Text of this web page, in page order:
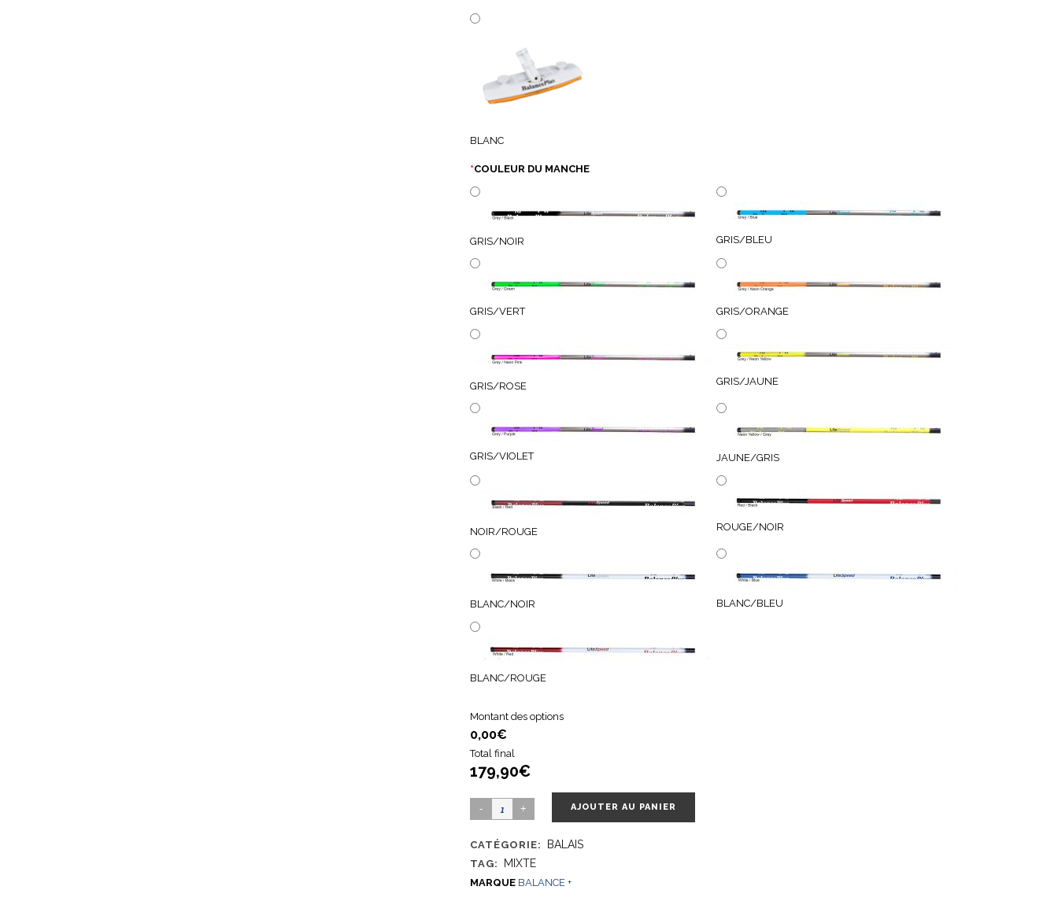
BLANC
*COULEUR DU MANCHE
GRIS/NOIR GRIS/BLEU
GRIS/VERT GRIS/ORANGE
GRIS/ROSE GRIS/JAUNE
GRIS/VIOLET JAUNE/GRIS
NOIR/ROUGE ROUGE/NOIR
BLANC/NOIR BLANC/BLEU
BLANC/ROUGE
Montant des options
0,00€
Total final
179,90€
AJOUTER AU PANIER
CATÉGORIE: BALAIS
TAG: MIXTE
MARQUE BALANCE +